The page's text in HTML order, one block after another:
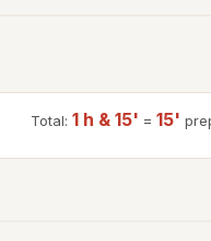
Total: 1 h & 15' = 15'